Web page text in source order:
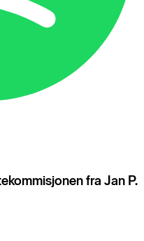
fra Jan P.